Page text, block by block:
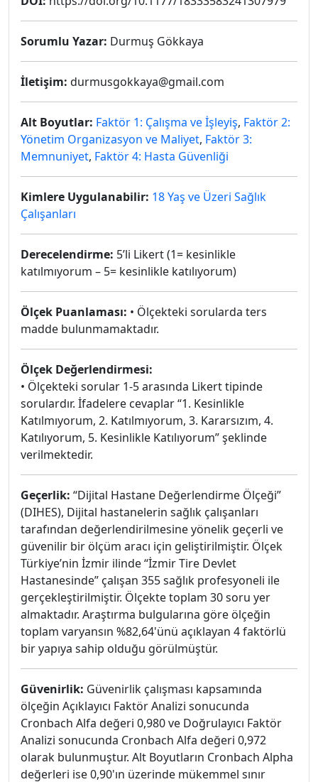
Sorumlu Yazar: Durmuş Gökkaya
İletişim: durmusgokkaya@gmail.com
Alt Boyutlar: Faktör 1: Çalışma ve İşleyiş, Faktör 2:
Yönetim Organizasyon ve Maliyet, Faktör 3:
Memnuniyet, Faktör 4: Hasta Güvenliği
Kimlere Uygulanabilir: 18 Yaş ve Üzeri Sağlık
Çalışanları
Derecelendirme: 5’li Likert (1= kesinlikle
katılmıyorum – 5= kesinlikle katılıyorum)
Ölçek Puanlaması: • Ölçekteki sorularda ters
madde bulunmamaktadır.
Ölçek Değerlendirmesi:
• Ölçekteki sorular 1-5 arasında Likert tipinde
sorulardır. İfadelere cevaplar “1. Kesinlikle
Katılmıyorum, 2. Katılmıyorum, 3. Kararsızım, 4.
Katılıyorum, 5. Kesinlikle Katılıyorum” şeklinde
verilmektedir.
Geçerlik: “Dijital Hastane Değerlendirme Ölçeği”
(DIHES), Dijital hastanelerin sağlık çalışanları
tarafından değerlendirilmesine yönelik geçerli ve
güvenilir bir ölçüm aracı için geliştirilmiştir. Ölçek
Türkiye’nin İzmir ilinde “İzmir Tire Devlet
Hastanesinde” çalışan 355 sağlık profesyoneli ile
gerçekleştirilmiştir. Ölçekte toplam 30 soru yer
almaktadır. Araştırma bulgularına göre ölçeğin
toplam varyansın %82,64'ünü açıklayan 4 faktörlü
bir yapıya sahip olduğu görülmüştür.
Güvenirlik: Güvenirlik çalışması kapsamında
ölçeğin Açıklayıcı Faktör Analizi sonucunda
Cronbach Alfa değeri 0,980 ve Doğrulayıcı Faktör
Analizi sonucunda Cronbach Alfa değeri 0,972
olarak bulunmuştur. Alt Boyutların Cronbach Alpha
değerleri ise 0,90'ın üzerinde mükemmel sınır